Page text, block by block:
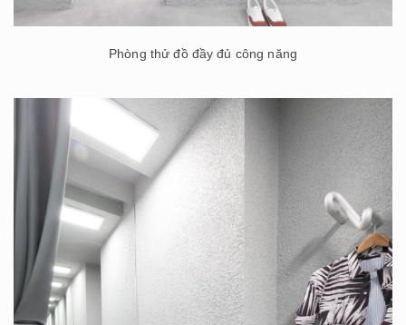
Phòng thử đồ đầy đủ công năng